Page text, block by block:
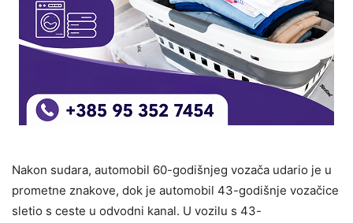
Nakon sudara, automobil 60-godišnjeg vozača udario je u
prometne znakove, dok je automobil 43-godišnje vozačice
sletio s ceste u odvodni kanal. U vozilu s 43-